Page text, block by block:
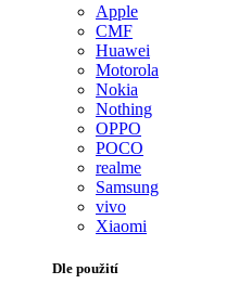
Apple
CMF
Huawei
Motorola
Nokia
Nothing
OPPO
POCO
realme
Samsung
vivo
Xiaomi
Dle použití